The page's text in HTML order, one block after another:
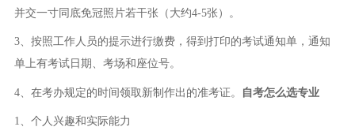
并交一寸同底免冠照片若干张（大约4-5张）。
3、按照工作人员的提示进行缴费，得到打印的考试通知单，通知
单上有考试日期、考场和座位号。
4、在考办规定的时间领取新制作出的准考证。 自考怎么选专业
1、个人兴趣和实际能力